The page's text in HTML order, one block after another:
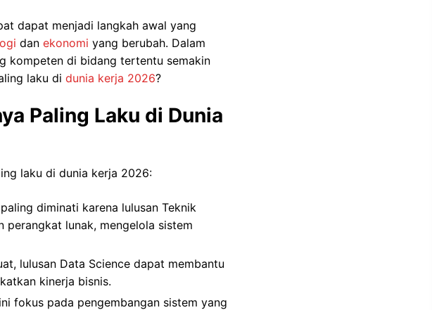
dapat menjadi langkah awal yang
dan ekonomi yang berubah. Dalam
kompeten di bidang tertentu semakin
laku di dunia kerja 2026?
Paling Laku di Dunia
laku di dunia kerja 2026:
diminati karena lulusan Teknik
perangkat lunak, mengelola sistem
lulusan Data Science dapat membantu
kinerja bisnis.
fokus pada pengembangan sistem yang